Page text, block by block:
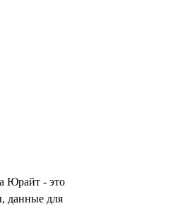
Юрайт - это
данные для